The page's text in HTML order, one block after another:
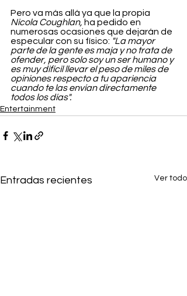
Pero va más allá ya que la propia
Nicola Coughlan, ha pedido en
numerosas ocasiones que dejarán de
especular con su físico: "La mayor
parte de la gente es maja y no trata de
ofender, pero solo soy un ser humano y
es muy difícil llevar el peso de miles de
opiniones respecto a tu apariencia
cuando te las envían directamente
todos los días".
Entertainment
Entradas recientes Ver todo